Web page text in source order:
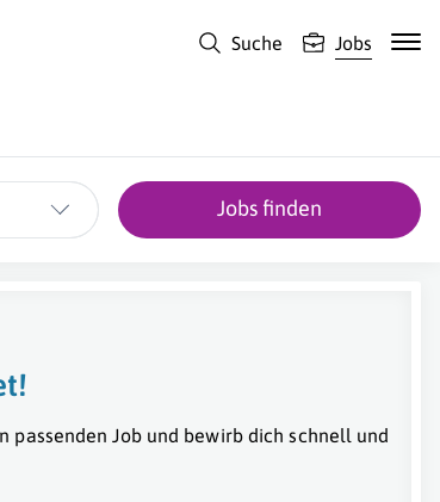
Suche Jobs
Jobs finden
passenden Job und bewirb dich schnell und